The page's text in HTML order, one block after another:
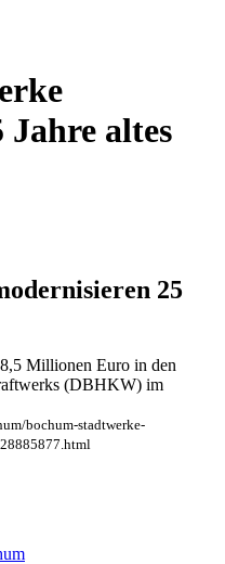
Jahre altes
25
Millionen Euro in den
(DBHKW) im
bochum-stadtwerke-